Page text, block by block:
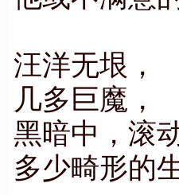
汪洋无垠，
几多巨魔，
黑暗中，滚
多少畸形的